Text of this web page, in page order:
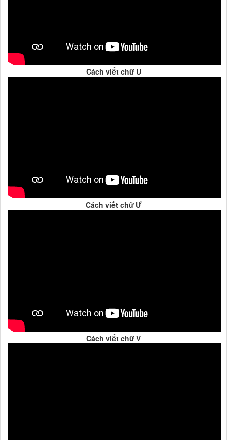
Cách viết chữ U
Cách viết chữ Ư
Cách viết chữ V